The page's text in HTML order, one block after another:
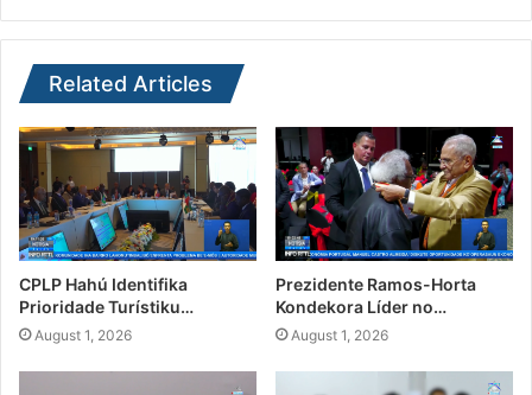
Related Articles
CPLP Hahú Identifika
Prioridade Turístiku…
August 1, 2026
Prezidente Ramos-Horta
Kondekora Líder no…
August 1, 2026